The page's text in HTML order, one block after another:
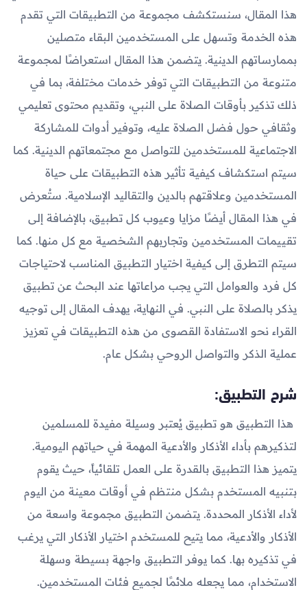
هذا المقال، سنستكشف مجموعة من التطبيقات التي تقدم
هذه الخدمة وتسهل على المستخدمين البقاء متصلين
بممارساتهم الدينية. يتضمن هذا المقال استعراضًا لمجموعة
متنوعة من التطبيقات التي توفر خدمات مختلفة، بما في
ذلك تذكير بأوقات الصلاة على النبي، وتقديم محتوى تعليمي
وثقافي حول فضل الصلاة عليه، وتوفير أدوات للمشاركة
الاجتماعية للمستخدمين للتواصل مع مجتمعاتهم الدينية. كما
سيتم استكشاف كيفية تأثير هذه التطبيقات على حياة
المستخدمين وعلاقتهم بالدين والتقاليد الإسلامية. ستُعرض
في هذا المقال أيضًا مزايا وعيوب كل تطبيق، بالإضافة إلى
تقييمات المستخدمين وتجاربهم الشخصية مع كل منها. كما
سيتم التطرق إلى كيفية اختيار التطبيق المناسب لاحتياجات
كل فرد والعوامل التي يجب مراعاتها عند البحث عن تطبيق
يذكر بالصلاة على النبي. في النهاية، يهدف المقال إلى توجيه
القراء نحو الاستفادة القصوى من هذه التطبيقات في تعزيز
عملية الذكر والتواصل الروحي بشكل عام.
شرح التطبيق:
هذا التطبيق هو تطبيق يُعتبر وسيلة مفيدة للمسلمين
لتذكيرهم بأداء الأذكار والأدعية المهمة في حياتهم اليومية.
يتميز هذا التطبيق بالقدرة على العمل تلقائياً، حيث يقوم
بتنبيه المستخدم بشكل منتظم في أوقات معينة من اليوم
لأداء الأذكار المحددة. يتضمن التطبيق مجموعة واسعة من
الأذكار والأدعية، مما يتيح للمستخدم اختيار الأذكار التي يرغب
في تذكيره بها. كما يوفر التطبيق واجهة بسيطة وسهلة
الاستخدام، مما يجعله ملائمًا لجميع فئات المستخدمين.